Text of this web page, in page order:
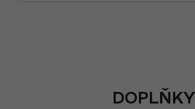
DOPLŇKY